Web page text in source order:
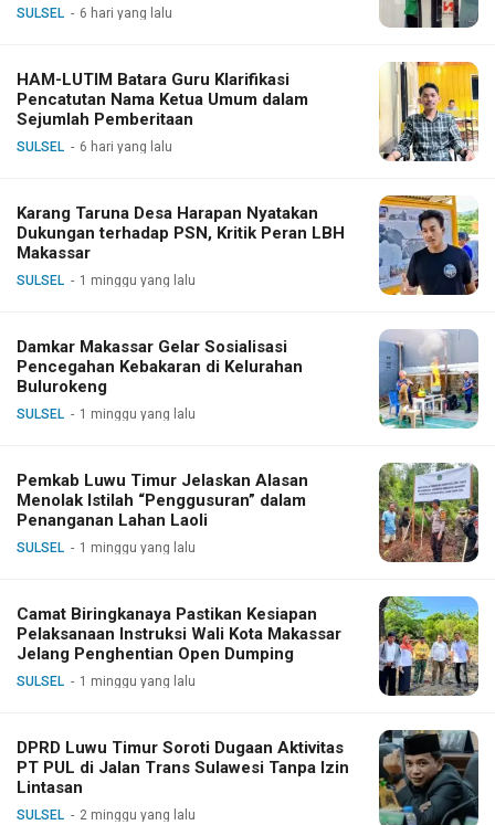
SULSEL 6 hari yang lalu
HAM-LUTIM Batara Guru Klarifikasi
Pencatutan Nama Ketua Umum dalam
Sejumlah Pemberitaan
SULSEL 6 hari yang lalu
Karang Taruna Desa Harapan Nyatakan
Dukungan terhadap PSN, Kritik Peran LBH
Makassar
SULSEL 1 minggu yang lalu
Damkar Makassar Gelar Sosialisasi
Pencegahan Kebakaran di Kelurahan
Bulurokeng
SULSEL 1 minggu yang lalu
Pemkab Luwu Timur Jelaskan Alasan
Menolak Istilah “Penggusuran” dalam
Penanganan Lahan Laoli
SULSEL 1 minggu yang lalu
Camat Biringkanaya Pastikan Kesiapan
Pelaksanaan Instruksi Wali Kota Makassar
Jelang Penghentian Open Dumping
SULSEL 1 minggu yang lalu
DPRD Luwu Timur Soroti Dugaan Aktivitas
PT PUL di Jalan Trans Sulawesi Tanpa Izin
Lintasan
SULSEL 2 minggu yang lalu